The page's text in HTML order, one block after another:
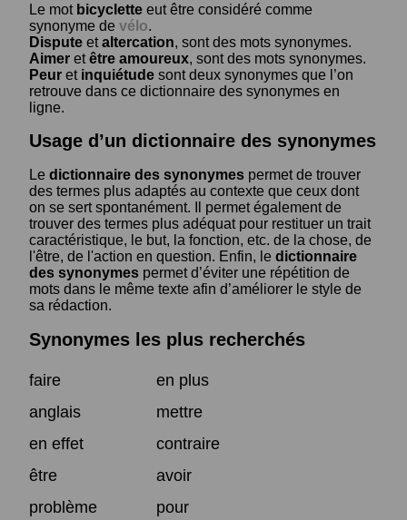
Le mot bicyclette eut être considéré comme
synonyme de vélo.
Dispute etaltercation, sont des mots synonymes.
Aimer etêtre amoureux, sont des mots synonymes.
Peur et inquiétude sont deux synonymes que l’on
retrouve dans ce dictionnaire des synonymes en
ligne.
Usage d’un dictionnaire des synonymes
Le dictionnaire des synonymes permet de trouver
des termes plus adaptés au contexte que ceux dont
on se sert spontanément. Il permet également de
trouver des termes plus adéquat pour restituer un trait
caractéristique, le but, la fonction, etc. de la chose, de
l'être, de l'action en question. Enfin, le dictionnaire
des synonymes permet d’éviter une répétition de
mots dans le même texte afin d’améliorer le style de
sa rédaction.
Synonymes les plus recherchés
faire
en plus
anglais
mettre
en effet
contraire
être
avoir
problème
pour